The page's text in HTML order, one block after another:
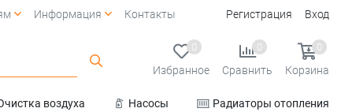
воздуха Насосы
Радиаторы отопления
0
Избранное
0
Сравнить
0
Корзина
Информация Контакты Регистрация Вход